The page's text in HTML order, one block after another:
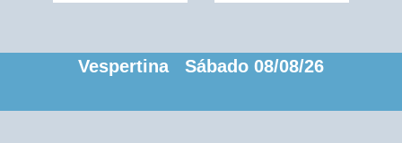
Vespertina Sábado 08/08/26